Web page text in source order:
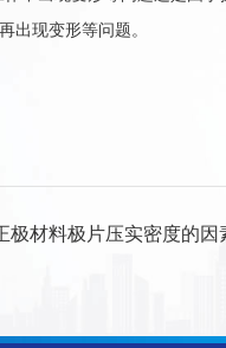
出现变形等问题。
极材料极片压实密度的因